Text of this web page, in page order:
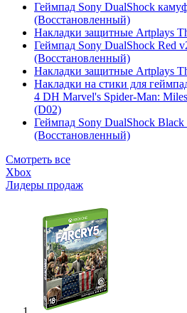
Геймпад Sony DualShock
(Восстановленный)
Накладки защитные Artplays
Геймпад Sony DualShock Red
(Восстановленный)
Накладки защитные Artplays
Накладки на стики для
4 DH Marvel's Spider-Man:
(D02)
Геймпад Sony DualShock
(Восстановленный)
Смотреть все
Xbox
Лидеры продаж